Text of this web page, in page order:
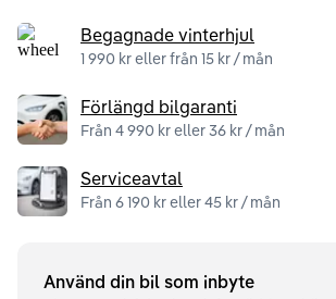
Begagnade vinterhjul
1 990 kr eller från 15 kr / mån
Förlängd bilgaranti
Från 4 990 kr eller 36 kr / mån
Serviceavtal
Från 6 190 kr eller 45 kr / mån
Använd din bil som inbyte